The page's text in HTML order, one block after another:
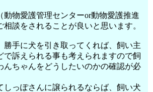
動物愛護管理センターor動物愛護推進
相談をされることが良いと思います。
勝手に犬を引き取ってくれば、飼い主
で訴えられる事も考えられますので飼
んちゃんをどうしたいのかの確認が必
しっぽさんに譲られるならば、飼い犬